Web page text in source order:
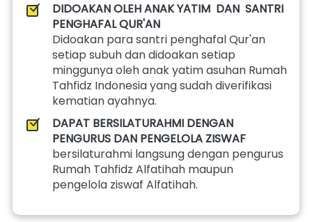
DIDOAKAN OLEH ANAK YATIM  DAN  SANTRI
PENGHAFAL QUR'AN
Didoakan para santri penghafal Qur'an
setiap subuh dan didoakan setiap
minggunya oleh anak yatim asuhan Rumah
Tahfidz Indonesia yang sudah diverifikasi
kematian ayahnya.
DAPAT BERSILATURAHMI DENGAN
PENGURUS DAN PENGELOLA ZISWAF
bersilaturahmi langsung dengan pengurus
Rumah Tahfidz Alfatihah maupun
pengelola ziswaf Alfatihah.